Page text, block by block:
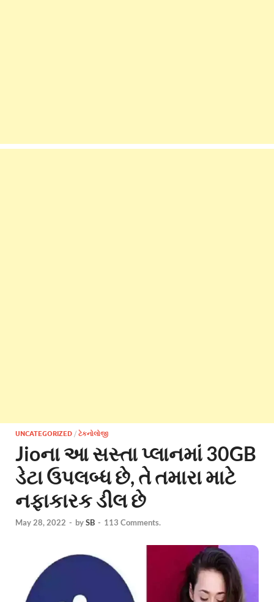
UNCATEGORIZED / ટેકનોલોજી
Jioના આ સસ્તા પ્લાનમાં 30GB
ડેટા ઉપલબ્ધ છે, તે તમારા માટે
નફાકારક ડીલ છે
May 28, 2022 - bySB - 113 Comments.